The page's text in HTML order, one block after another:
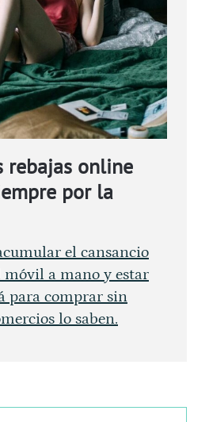
rebajas online
por la
el cansancio
móvil a mano y estar
para comprar sin
lo saben.